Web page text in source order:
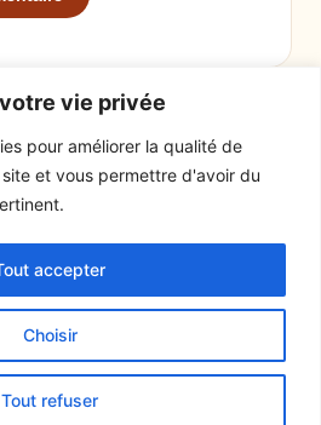
vie privée
pour améliorer la qualité de
et vous permettre d'avoir du
Choisir
Tout refuser
accepterActualités
Mentions légales
Tout un fromage